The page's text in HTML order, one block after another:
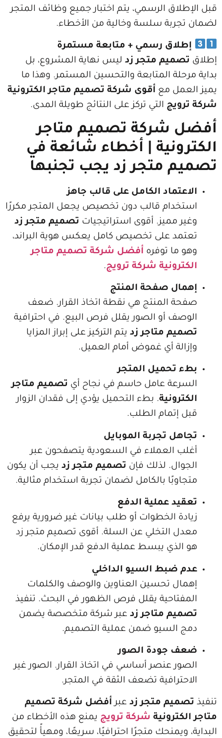
الرسمي، يتم اختبار جميع وظائف المتجر
سلسة وخالية من الأخطاء.
رسمي + متابعة مستمرة
متجر زدليس نهاية المشروع، بل
المتابعة والتحسين المستمر. وهذا ما
مع أقوى شركة تصميم متاجر الكترونية
التي تركز على النتائج طويلة المدى.
شركة تصميم متاجر
| أخطاء شائعة في
متجر زد يجب تجنبها
الكامل على قالب جاهز
قالب دون تخصيص يجعل المتجر مكررًا
مميز. أقوى استراتيجياتتصميم متجر زد
على تخصيص كامل يعكس هوية البراند،
توفرهأفضل شركة تصميم متاجر
شركة ترويج.
صفحة المنتج
المنتج هي نقطة اتخاذ القرار. ضعف
أو الصور يقلل فرص البيع. في احترافية
متاجر زديتم التركيز على إبراز المزايا
أي غموض أمام العميل.
المتجر
عامل حاسم في نجاح أيتصميم متاجر
. بطء التحميل يؤدي إلى فقدان الزوار
الطلب.
تجربة الموبايل
العملاء في السعودية يتصفحون عبر
لذلك فإن تصميم متجر زديجب أن يكون
بالكامل لضمان تجربة استخدام مثالية.
عملية الدفع
الخطوات أو طلب بيانات غير ضرورية يرفع
التخلي عن السلة. أقوى تصميم متجر زد
يبسط عملية الدفع قدر الإمكان.
السيو الداخلي
تحسين العناوين والوصف والكلمات
يقلل فرص الظهور في البحث. تنفيذ
متاجر زدعبر شركة متخصصة يضمن
ضمن عملية التصميم.
جودة الصور
عنصر أساسي في اتخاذ القرار. الصور غير
تضعف الثقة في المتجر.
متجر زدعبرأفضل شركة تصميم
شركة ترويجيمنع هذه الأخطاء من
متجرًا احترافيًا، سريعًا، ومهيأً لتحقيق